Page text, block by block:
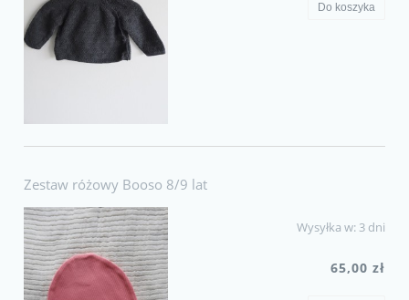
Do koszyka
Zestaw różowy Booso 8/9 lat
Wysyłka w: 3 dni
65,00 zł